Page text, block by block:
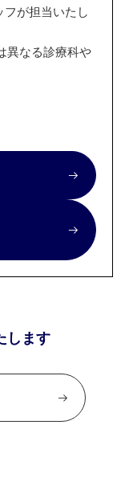
が担当いたし
異なる診療科や
します